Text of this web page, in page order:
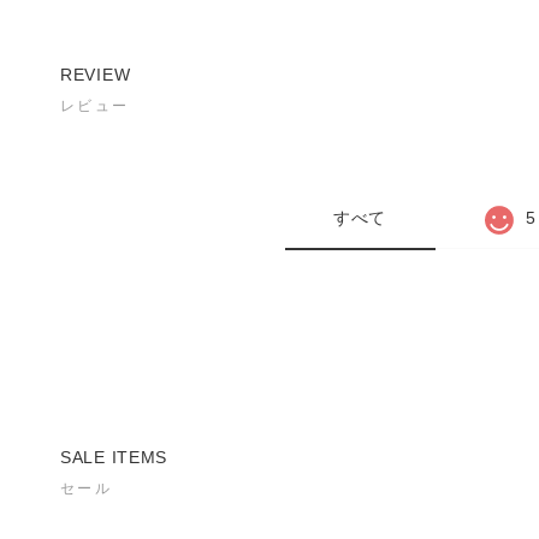
REVIEW
レビュー
すべて 5
SALE ITEMS
セール